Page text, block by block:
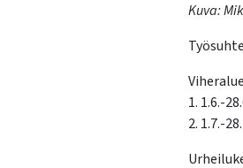
Kuva:
1. 1.6.-
2. 1.7.-